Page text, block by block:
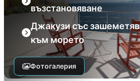
възстановяване
Джакузи със
към морето
Фотогалерия